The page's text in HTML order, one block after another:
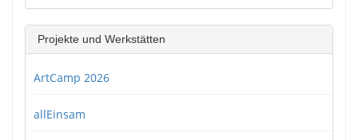
Projekte und Werkstätten
ArtCamp 2026
allEinsam